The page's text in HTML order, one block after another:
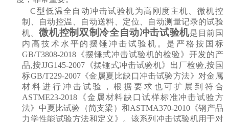
C型低温全自动冲击试验机为高刚度主机、微机控
制、自动控温、自动送料、定位、自动测量记录的试验
机。微机控制双制冷全自动冲击试验机是目前国
内高技术水平的摆锤冲击试验机。 是 严格按国 标
GB/T3808-2018 《摆锤式冲击试验机的检验》开发的产
品,按JJG145-2007《摆锤式冲击试验机》出厂检验,按国
标GB/T229-2007《金属夏比缺口冲击试验方法》 对金属
材料 进 行冲 击试验，根据要求也可扩 展到符合
ASTME23-2018《金属材料缺口试样标准冲击试验方
法》中夏比试验 （简支梁） 和ASTMA370-2010《钢产品
力学性能试验方法和定 义 》 。 该系列冲击试验机用于对